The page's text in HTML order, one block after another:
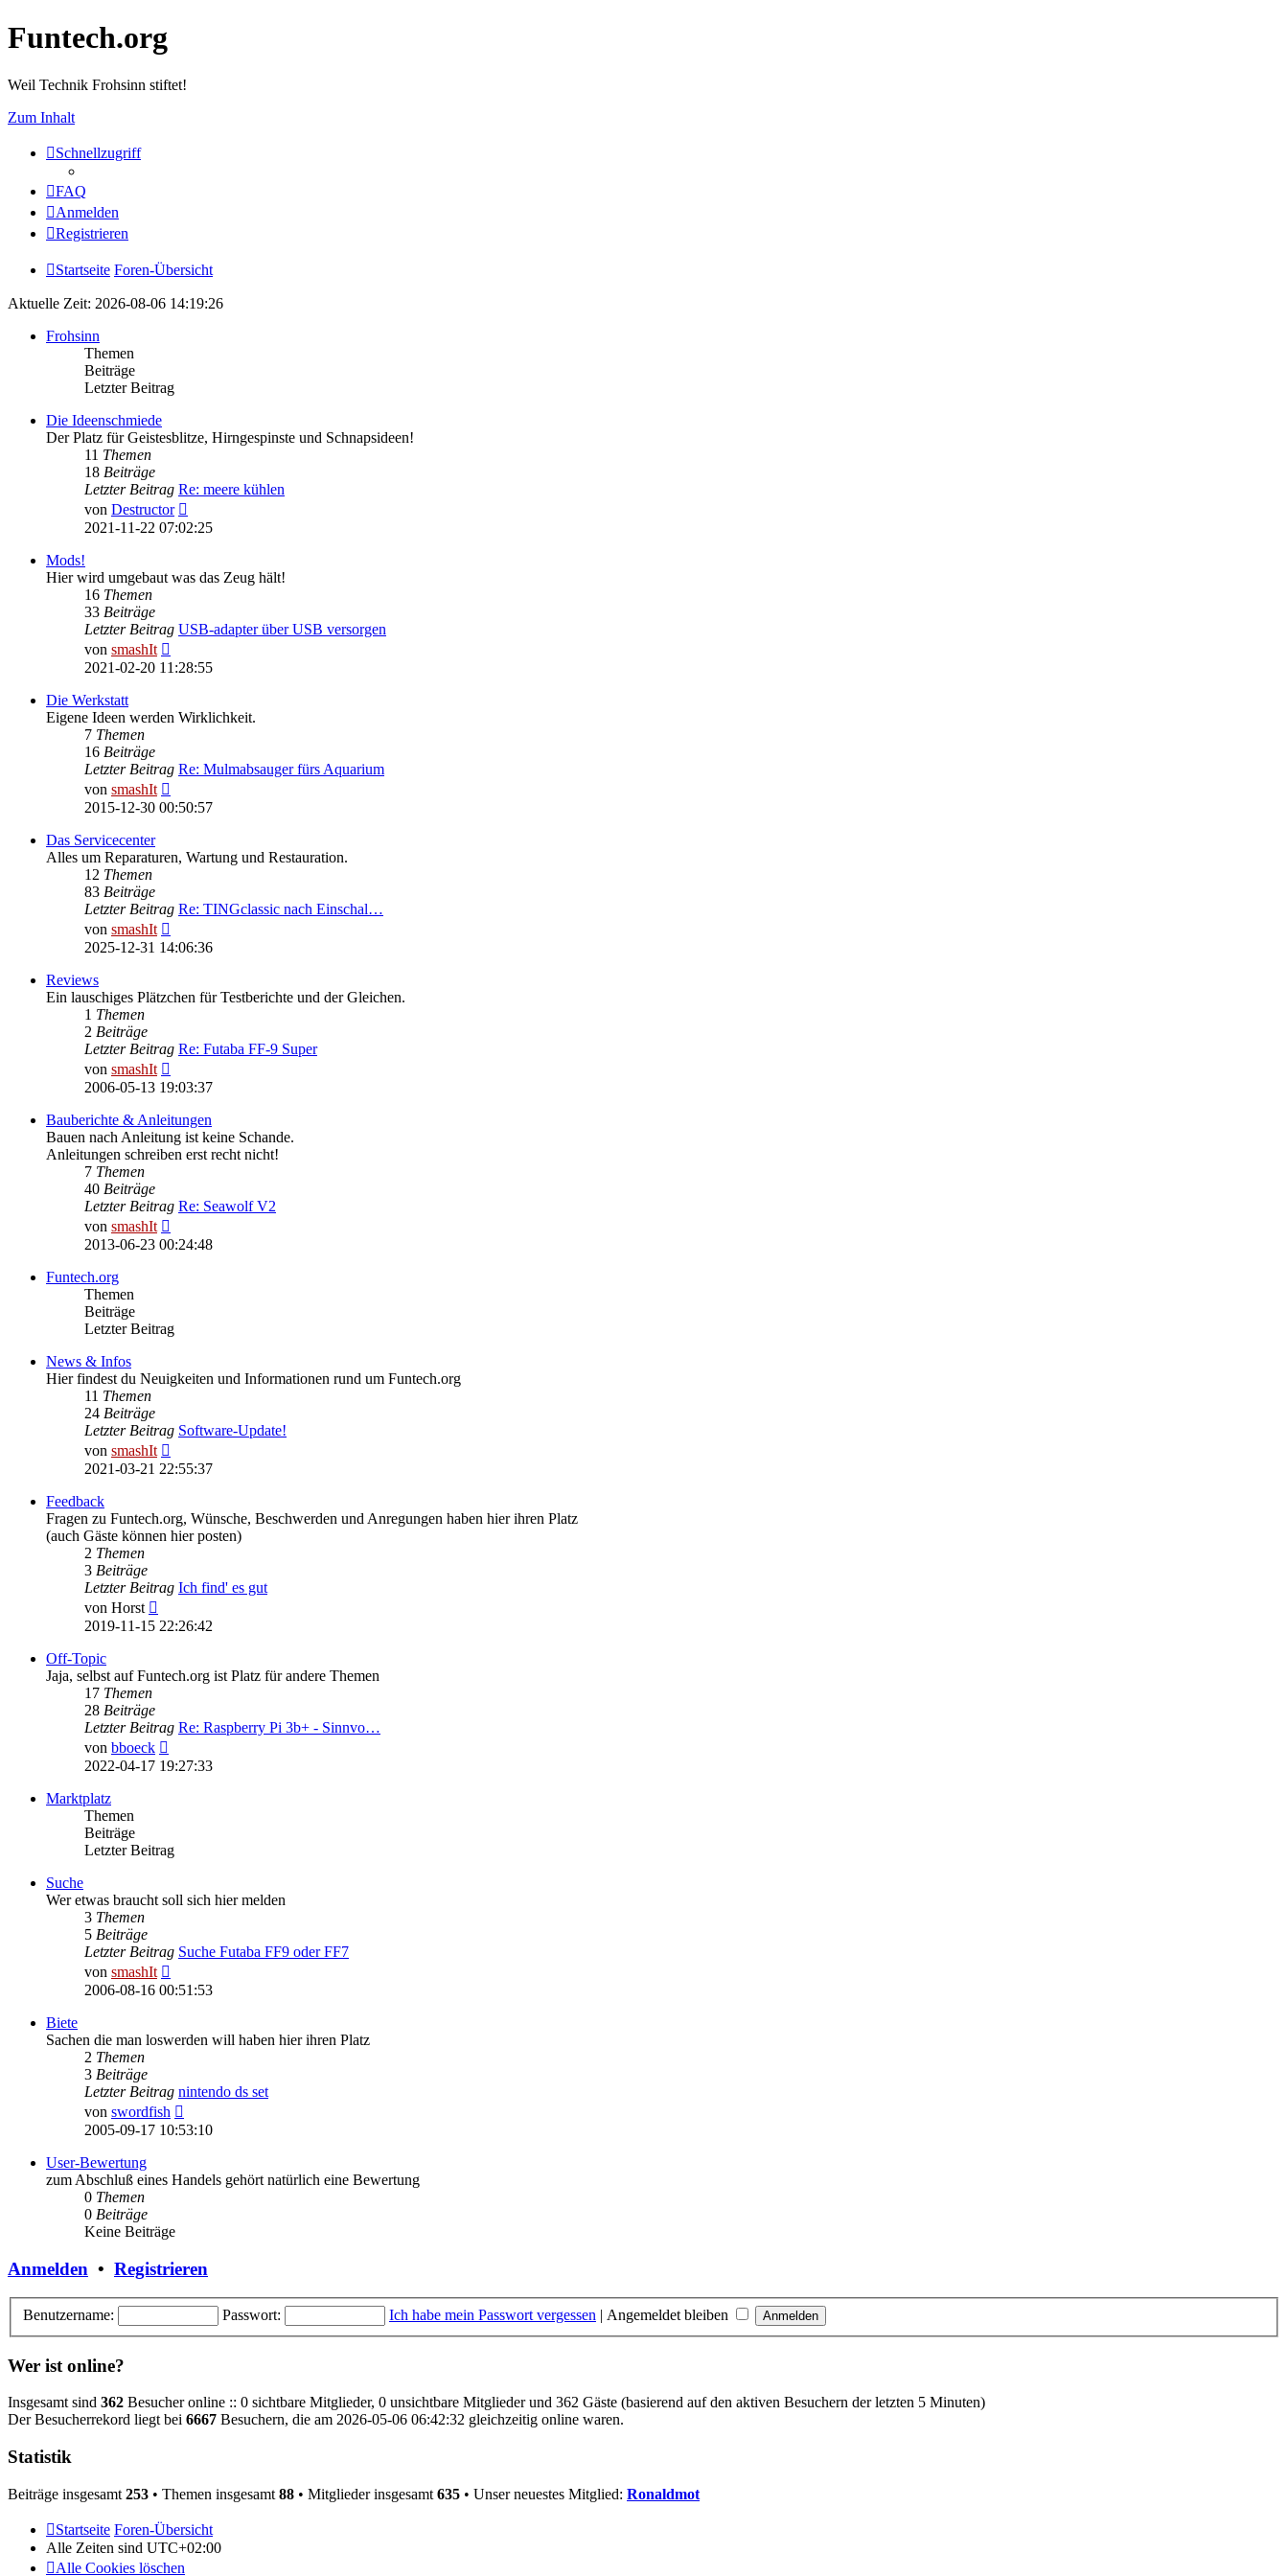
Funtech.org
Weil Technik Frohsinn stiftet!
Zum Inhalt
Schnellzugriff
FAQ
Anmelden
Registrieren
Startseite Foren-Übersicht
Aktuelle Zeit: 2026-08-06 14:19:26
Frohsinn
Themen
Beiträge
Letzter Beitrag
Die Ideenschmiede
Der Platz für Geistesblitze, Hirngespinste und Schnapsideen!
11 Themen
18 Beiträge
Letzter Beitrag Re: meere kühlen
von Destructor
Beitrag
2021-11-22 07:02:25
Mods!
Hier wird umgebaut was das Zeug hält!
16 Themen
33 Beiträge
Letzter Beitrag USB-adapter über USB versorgen
von smashIt
Beitrag
2021-02-20 11:28:55
Die Werkstatt
Eigene Ideen werden Wirklichkeit.
7 Themen
16 Beiträge
Letzter Beitrag Re: Mulmabsauger fürs Aquarium
von smashIt
Beitrag
2015-12-30 00:50:57
Das Servicecenter
Alles um Reparaturen, Wartung und Restauration.
12 Themen
83 Beiträge
Letzter Beitrag Re: TINGclassic nach Einschal…
von smashIt
Beitrag
2025-12-31 14:06:36
Reviews
Ein lauschiges Plätzchen für Testberichte und der Gleichen.
1 Themen
2 Beiträge
Letzter Beitrag Re: Futaba FF-9 Super
von smashIt
Beitrag
2006-05-13 19:03:37
Bauberichte & Anleitungen
Bauen nach Anleitung ist keine Schande.
Anleitungen schreiben erst recht nicht!
7 Themen
40 Beiträge
Letzter Beitrag Re: Seawolf V2
von smashIt
Beitrag
2013-06-23 00:24:48
Funtech.org
Themen
Beiträge
Letzter Beitrag
News & Infos
Hier findest du Neuigkeiten und Informationen rund um Funtech.org
11 Themen
24 Beiträge
Letzter Beitrag Software-Update!
von smashIt
Beitrag
2021-03-21 22:55:37
Feedback
Fragen zu Funtech.org, Wünsche, Beschwerden und Anregungen haben hier ihren Platz
(auch Gäste können hier posten)
2 Themen
3 Beiträge
Letzter Beitrag Ich find' es gut
von Horst
Beitrag
2019-11-15 22:26:42
Off-Topic
Jaja, selbst auf Funtech.org ist Platz für andere Themen
17 Themen
28 Beiträge
Letzter Beitrag Re: Raspberry Pi 3b+ - Sinnvo…
von bboeck
Beitrag
2022-04-17 19:27:33
Marktplatz
Themen
Beiträge
Letzter Beitrag
Suche
Wer etwas braucht soll sich hier melden
3 Themen
5 Beiträge
Letzter Beitrag Suche Futaba FF9 oder FF7
von smashIt
Beitrag
2006-08-16 00:51:53
Biete
Sachen die man loswerden will haben hier ihren Platz
2 Themen
3 Beiträge
Letzter Beitrag nintendo ds set
von swordfish
Beitrag
2005-09-17 10:53:10
User-Bewertung
zum Abschluß eines Handels gehört natürlich eine Bewertung
0 Themen
0 Beiträge
Keine Beiträge
Anmelden • Registrieren
Benutzername: Passwort: Ich habe mein Passwort vergessen | Angemeldet bleiben
Wer ist online?
Insgesamt sind 362 Besucher online :: 0 sichtbare Mitglieder, 0 unsichtbare Mitglieder und 362 Gäste (basierend auf den aktiven Besuchern der letzten 5 Minuten)
Der Besucherrekord liegt bei 6667 Besuchern, die am 2026-05-06 06:42:32 gleichzeitig online waren.
Statistik
Beiträge insgesamt 253 • Themen insgesamt 88 • Mitglieder insgesamt 635 • Unser neuestes Mitglied: Ronaldmot
Startseite Foren-Übersicht
Alle Zeiten sind UTC+02:00
Alle Cookies löschen